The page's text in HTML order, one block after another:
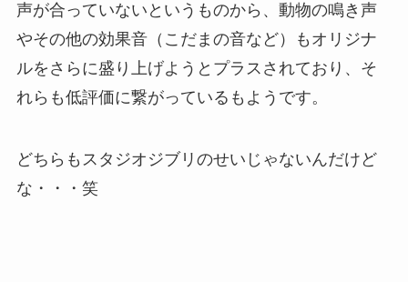
声が合っていないというものから、動物の鳴き声
やその他の効果音（こだまの音など）もオリジナ
ルをさらに盛り上げようとプラスされており、そ
れらも低評価に繋がっているもようです。
どちらもスタジオジブリのせいじゃないんだけど
な・・・笑